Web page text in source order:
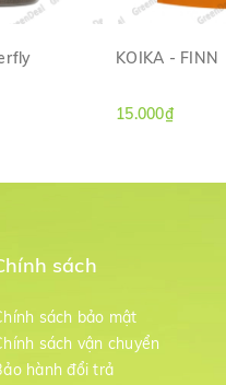
KOIKA - FINN
15.000₫
sách
sách bảo mật
sách vận chuyển
hành đổi trả